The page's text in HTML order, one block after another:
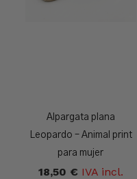
Alpargata plana
Leopardo – Animal print
para mujer
18,50 € IVA incl.